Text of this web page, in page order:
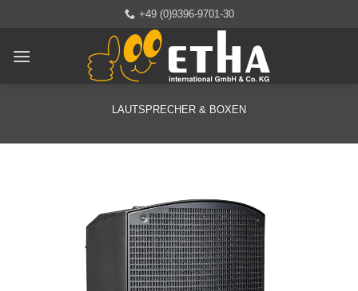
springen
+49 (0)9396-9701-30
LAUTSPRECHER & BOXEN